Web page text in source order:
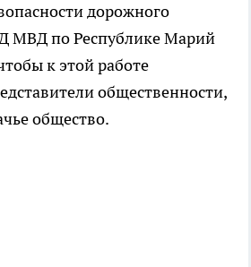
дорожного
МВД по Республике Марий
к этой работе
общественности,
общество.